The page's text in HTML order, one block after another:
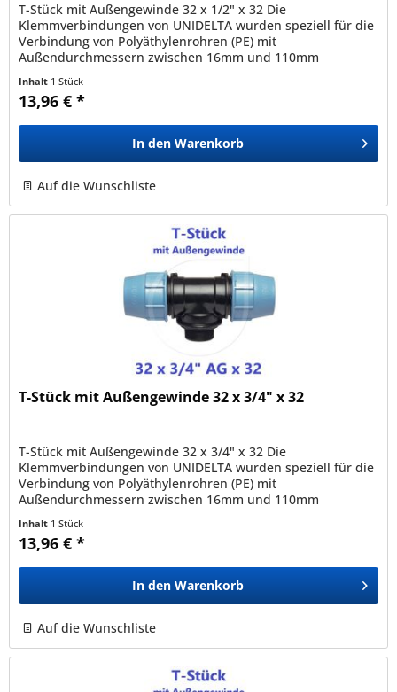
T-Stück mit Außengewinde 32 x 1/2" x 32 Die
Klemmverbindungen von UNIDELTA wurden speziell für die
Verbindung von Polyäthylenrohren (PE) mit
Außendurchmessern zwischen 16mm und 110mm
Inhalt 1 Stück
13,96 € *
In den Warenkorb
Auf die Wunschliste
T-Stück mit Außengewinde 32 x 3/4" x 32
T-Stück mit Außengewinde 32 x 3/4" x 32 Die
Klemmverbindungen von UNIDELTA wurden speziell für die
Verbindung von Polyäthylenrohren (PE) mit
Außendurchmessern zwischen 16mm und 110mm
Inhalt 1 Stück
13,96 € *
In den Warenkorb
Auf die Wunschliste